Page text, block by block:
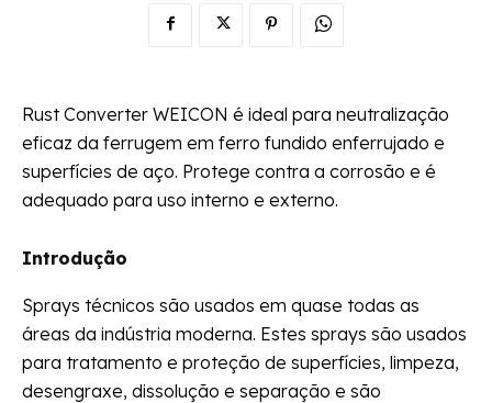
Rust Converter WEICON é ideal para neutralização
eficaz da ferrugem em ferro fundido enferrujado e
superfícies de aço. Protege contra a corrosão e é
adequado para uso interno e externo.
Introdução
Sprays técnicos são usados em quase todas as
áreas da indústria moderna. Estes sprays são usados
para tratamento e proteção de superfícies, limpeza,
desengraxe, dissolução e separação e são